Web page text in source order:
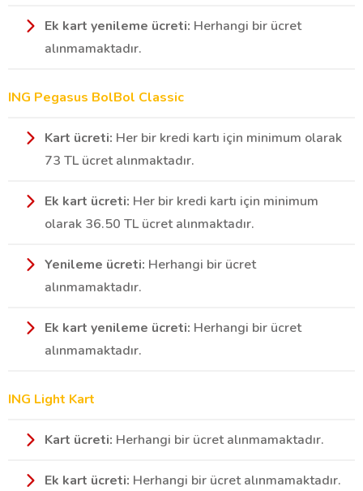
Ek kart yenileme ücreti: Herhangi bir ücret
alınmamaktadır.
ING Pegasus BolBol Classic
Kart ücreti: Her bir kredi kartı için minimum olarak
73 TL ücret alınmaktadır.
Ek kart ücreti: Her bir kredi kartı için minimum
olarak 36.50 TL ücret alınmaktadır.
Yenileme ücreti: Herhangi bir ücret
alınmamaktadır.
Ek kart yenileme ücreti: Herhangi bir ücret
alınmamaktadır.
ING Light Kart
Kart ücreti: Herhangi bir ücret alınmamaktadır.
Ek kart ücreti: Herhangi bir ücret alınmamaktadır.